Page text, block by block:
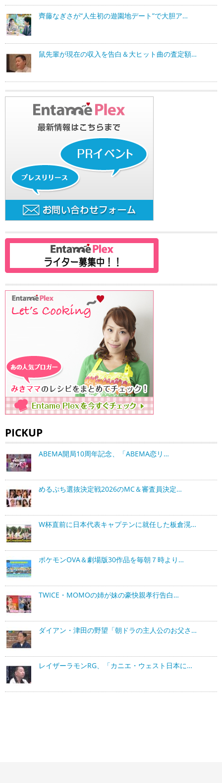
齊藤なぎさが“人生初の遊園地デート”で大胆ア…
鼠先輩が現在の収入を告白＆大ヒット曲の査定額…
PICKUP
ABEMA開局10周年記念、「ABEMA恋リ…
めるぷち選抜決定戦2026のMC＆審査員決定…
W杯直前に日本代表キャプテンに就任した板倉滉…
ポケモンOVA＆劇場版30作品を毎朝７時より…
TWICE・MOMOの姉が妹の豪快親孝行告白…
ダイアン・津田の野望「朝ドラの主人公のお父さ…
レイザーラモンRG、「カニエ・ウェスト日本に…